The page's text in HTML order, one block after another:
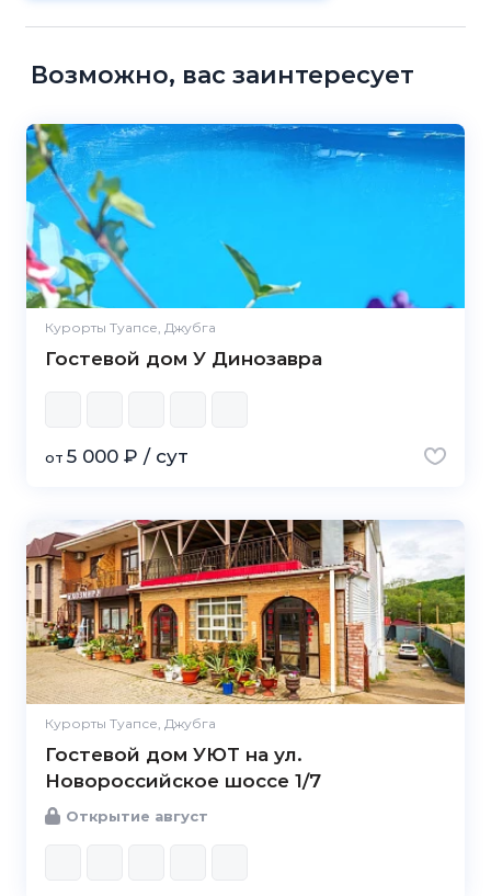
Возможно, вас заинтересует
Курорты Туапсе, Джубга
Гостевой дом У Динозавра
от 5 000 ₽ / сут
Курорты Туапсе, Джубга
Гостевой дом УЮТ на ул.
Новороссийское шоссе 1/7
Открытие август